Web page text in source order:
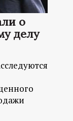
о
делу